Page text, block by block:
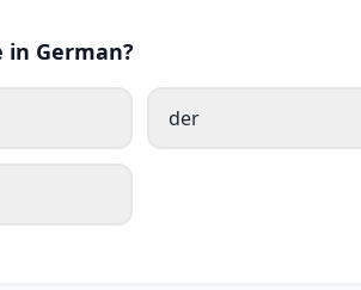
German?
der